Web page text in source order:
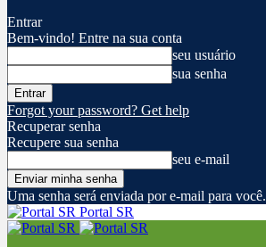
Entrar
Bem-vindo! Entre na sua conta
seu usuário
sua senha
Forgot your password? Get help
Recuperar senha
Recupere sua senha
seu e-mail
Uma senha será enviada por e-mail para você.
Portal SR